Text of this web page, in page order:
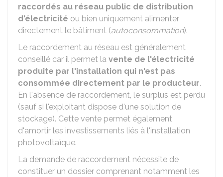
raccordés au réseau public de distribution
d'électricité ou bien uniquement alimenter
directement le bâtiment (autoconsommation).
Le raccordement au réseau est généralement
conseillé car il permet la vente de l'électricité
produite par l'installation qui n'est pas
consommée directement par le producteur.
En l'absence de raccordement, le surplus est perdu
(sauf si l'exploitant dispose d'une solution de
stockage). Cette vente permet également
d'amortir les investissements liés à l'installation
photovoltaïque.
La demande de raccordement nécessite de
constituer un dossier comprenant notamment les